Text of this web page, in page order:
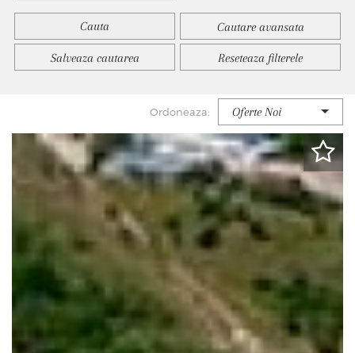
Cautare avansata
Salveaza cautarea Reseteaza filterele
Oferte Noi
Ordoneaza: